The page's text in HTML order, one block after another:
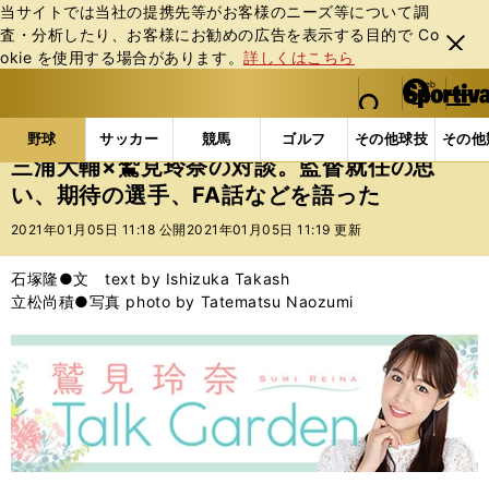
当サイトでは当社の提携先等がお客様のニーズ等について調
査・分析したり、お客様にお勧めの広告を表⽰する⽬的で Co
okie を使⽤する場合があります。詳しくはこちら
閉じ
る
web Sportiva (webスポルティーバ)
検索
マイペ
ー
ジ
メニュ
野球 サッカー 競馬 ゴルフ その他球技 その
b
ス
ポ
ル
バ
野球の記事一覧 プロ野球 三浦大輔×鷲見玲奈の対
三浦大輔×鷲見玲奈の対談。監督就任の思
い、期待の選手、FA話などを語った
2021年01月05日 11:18 公開 2021年01月05日 11:19 更新
石塚隆●文 text by Ishizuka Takash
立松尚積●写真 photo by Tatematsu Naozumi